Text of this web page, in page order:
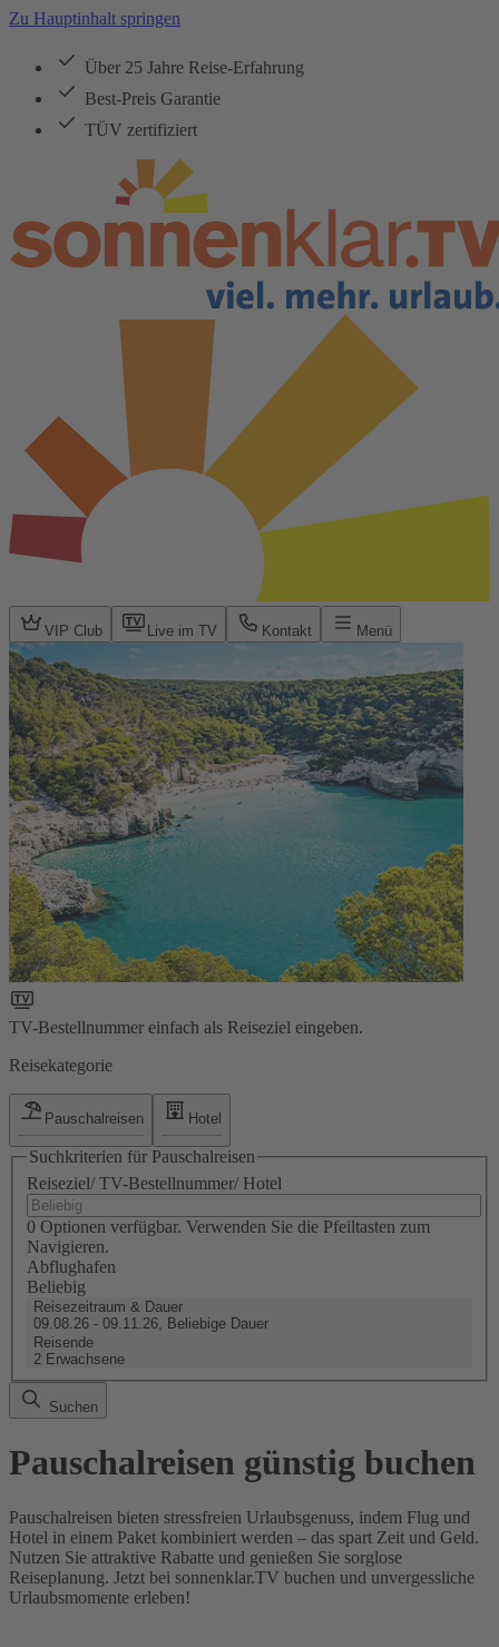
Zu Hauptinhalt springen
Über 25 Jahre Reise-Erfahrung
Best-Preis Garantie
TÜV zertifiziert
VIP Club Live im TV Kontakt Menü
TV-Bestellnummer einfach als Reiseziel eingeben.
Reisekategorie
Pauschalreisen Hotel
Suchkriterien für Pauschalreisen
Reiseziel/ TV-Bestellnummer/ Hotel
0 Optionen verfügbar. Verwenden Sie die Pfeiltasten zum
Navigieren.
Abflughafen
Beliebig
Reisezeitraum & Dauer
09.08.26 - 09.11.26, Beliebige Dauer
Reisende
2 Erwachsene
Suchen
Pauschalreisen günstig buchen
Pauschalreisen bieten stressfreien Urlaubsgenuss, indem Flug und
Hotel in einem Paket kombiniert werden – das spart Zeit und Geld.
Nutzen Sie attraktive Rabatte und genießen Sie sorglose
Reiseplanung. Jetzt bei sonnenklar.TV buchen und unvergessliche
Urlaubsmomente erleben!